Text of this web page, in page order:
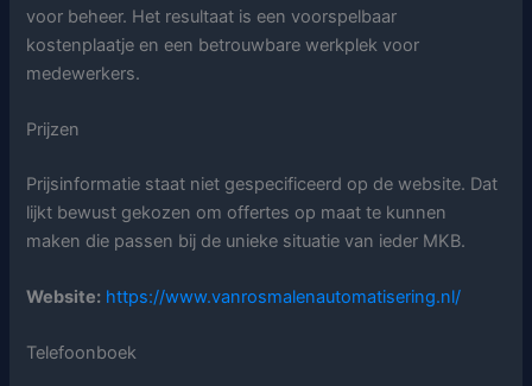
voor beheer. Het resultaat is een voorspelbaar
kostenplaatje en een betrouwbare werkplek voor
medewerkers.
Prijzen
Prijsinformatie staat niet gespecificeerd op de website. Dat
lijkt bewust gekozen om offertes op maat te kunnen
maken die passen bij de unieke situatie van ieder MKB.
Website: https://www.vanrosmalenautomatisering.nl/
Telefoonboek